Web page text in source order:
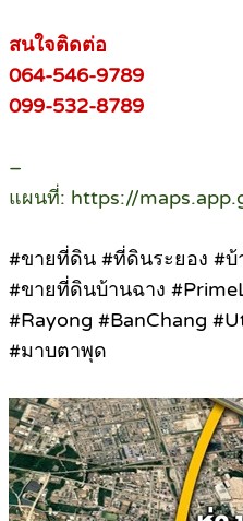
สนใจติดต่อ
064-546-9789
099-532-8789
–
แผนที่: https://
#ขายที่ดิน #ที่ดินระยอง #บ้
#ขายที่ดินบ้านฉาง
#Rayong #BanChang
#มาบตาพุด